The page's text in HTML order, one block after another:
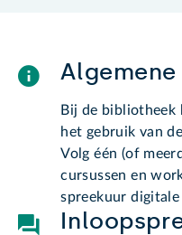
Bij de bibliotheek
het gebruik van
Volg één (of
cursussen en
spreekuur digitale